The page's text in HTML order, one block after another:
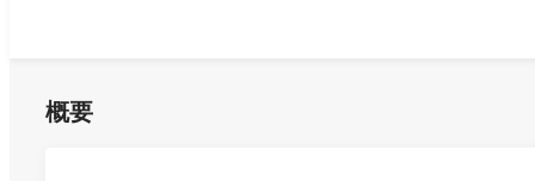
概要